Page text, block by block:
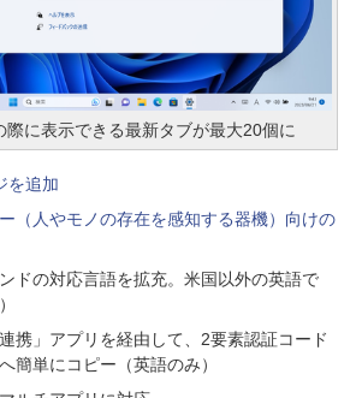
際に表示できる最新タブが最大20個に
を追加
（人やモノの存在を感知する器機）向けの
ドの対応言語を拡充。米国以外の英語で
携」アプリを経由して、2要素認証コード
簡単にコピー（英語のみ）